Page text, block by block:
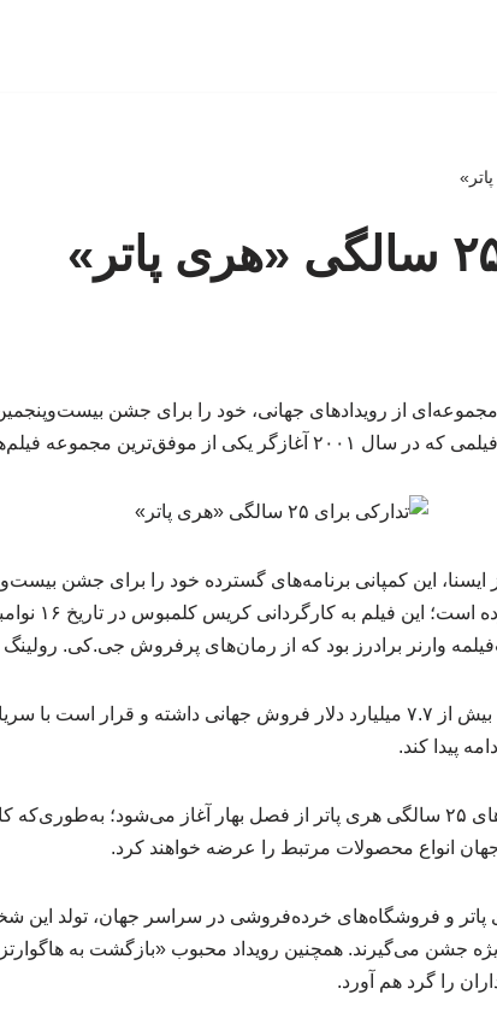
مجموعه‌ای از رویدادهای جهانی، خود را برای جشن
مجموعه فیلم‌های تاریخ سینما شد.
این کمپانی برنامه‌های گسترده خود را برای جشن
وارنر برادرز بود که از رمان‌های پرفروش جی.کی. رولینگ
به گزارش هالیوود ریپورتر، جشن‌های ۲۵ سالگی هری پاتر از فصل بهار آغاز می‌شود؛
انواع محصولات مرتبط را عرضه خواهند کرد.
جشن می‌گیرند. همچنین رویداد محبوب «بازگشت به
را گرد هم آورد.